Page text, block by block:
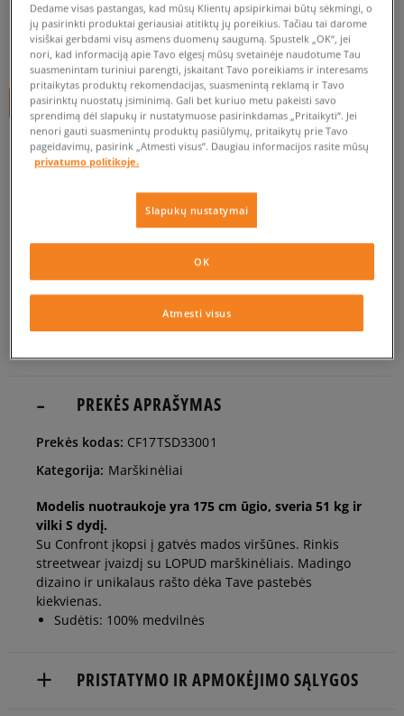
0.0(0 )
8€
+ 8 tšk.SizeerClub
Prekė neprieinama
Pranešti
L
Pranešti
man
PATIKRINK PRIEINAMUMĄ PARDUOTUVĖJE
PREKĖS APRAŠYMAS
Prekės kodas: CF17TSD33001
Kategorija: Marškinėliai
Modelis nuotraukoje yra 175 cm ūgio, sveria 51 kg ir
vilki S dydį.
Su Confront įkopsi į gatvės mados viršūnes. Rinkis
streetwear įvaizdį su LOPUD marškinėliais. Madingo
dizaino ir unikalaus rašto dėka Tave pastebės
kiekvienas.
Sudėtis: 100% medvilnės
PRISTATYMO IR APMOKĖJIMO SĄLYGOS
Dedame visas pastangas, kad mūsų Klientų apsipirkimai būtų sėkmingi, o
jų pasirinkti produktai geriausiai atitiktų jų poreikius. Tačiau tai darome
visiškai gerbdami visų asmens duomenų saugumą. Spustelk „OK“, jei
nori, kad informaciją apie Tavo elgesį mūsų svetainėje naudotume Tau
suasmenintam turiniui parengti, įskaitant Tavo poreikiams ir interesams
pritaikytas produktų rekomendacijas, suasmenintą reklamą ir Tavo
pasirinktų nuostatų įsiminimą. Gali bet kuriuo metu pakeisti savo
sprendimą dėl slapukų ir nustatymuose pasirinkdamas „Pritaikyti“. Jei
nenori gauti suasmenintų produktų pasiūlymų, pritaikytų prie Tavo
pageidavimų, pasirink „Atmesti visus”. Daugiau informacijos rasite mūsų
privatumo politikoje.
Slapukų nustatymai
Atmesti visus
OK